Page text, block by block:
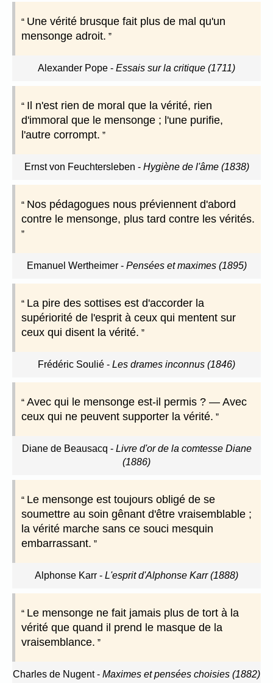
Une vérité brusque fait plus de mal qu'un
mensonge adroit.
Alexander Pope - Essais sur la critique (1711)
Il n'est rien de moral que la vérité, rien
d'immoral que le mensonge ; l'une purifie,
l'autre corrompt.
Ernst von Feuchtersleben - Hygiène de l'âme (1838)
Nos pédagogues nous préviennent d'abord
contre le mensonge, plus tard contre les vérités.
Emanuel Wertheimer- Pensées et maximes (1895)
La pire des sottises est d'accorder la
supériorité de l'esprit à ceux qui mentent sur
ceux qui disent la vérité.
Frédéric Soulié - Les drames inconnus (1846)
Avec qui le mensonge est-il permis ? — Avec
ceux qui ne peuvent supporter la vérité.
Diane de Beausacq - Livre d'or de la comtesse Diane
(1886)
Le mensonge est toujours obligé de se
soumettre au soin gênant d'être vraisemblable ;
la vérité marche sans ce souci mesquin
embarrassant.
Alphonse Karr - L'esprit d'Alphonse Karr (1888)
Le mensonge ne fait jamais plus de tort à la
vérité que quand il prend le masque de la
vraisemblance.
Charles de Nugent- Maximes et pensées choisies (1882)